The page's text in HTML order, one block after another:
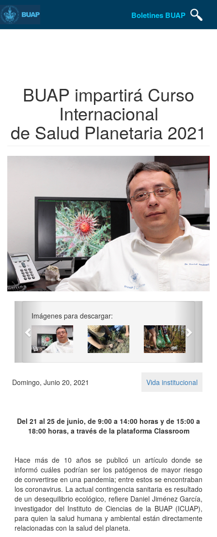
Boletines BUAP
BUAP impartirá Curso
Internacional
de Salud Planetaria 2021
Imágenes para descargar:
Domingo, Junio 20, 2021 Vida institucional
Del 21 al 25 de junio, de 9:00 a 14:00 horas y de 15:00 a
18:00 horas, a través de la plataforma Classroom
Hace más de 10 años se publicó un artículo donde se
informó cuáles podrían ser los patógenos de mayor riesgo
de convertirse en una pandemia; entre estos se encontraban
los coronavirus. La actual contingencia sanitaria es resultado
de un desequilibrio ecológico, refiere Daniel Jiménez García,
investigador del Instituto de Ciencias de la BUAP (ICUAP),
para quien la salud humana y ambiental están directamente
relacionadas con la salud del planeta.